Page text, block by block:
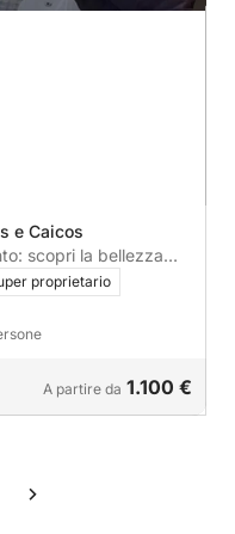
e Caicos
scopri la bellezza
proprietario
A partire da 1.100 €